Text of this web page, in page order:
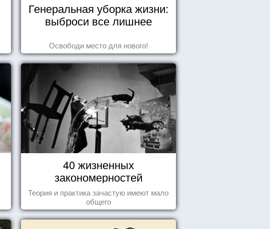
Генеральная уборка жизни:
выброси все лишнее
Освободи место для нового!
40 жизненных
закономерностей
Теория и практика зачастую имеют мало
общего